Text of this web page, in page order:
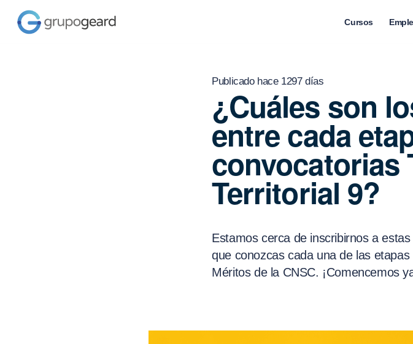
Cursos
Publicado hace 1297 días
¿Cuáles son
entre cada
convocatorias
Territorial 9?
Estamos cerca de inscribirnos a
que conozcas cada una de las
Méritos de la CNSC. ¡Comencemos